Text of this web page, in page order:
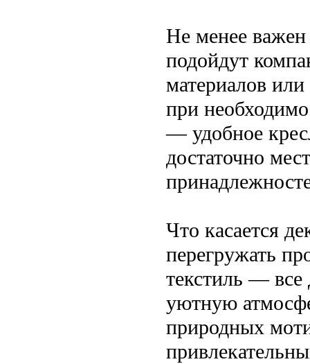
Не менее
подойдут
материалов
при
— удобное
достаточно
Что касается
перегружать
текстиль — все
уютную
природных